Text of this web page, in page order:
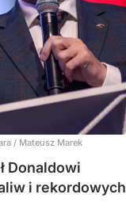
/ Mateusz Marek
Donaldowi
i rekordowych